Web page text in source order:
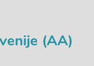
(AA)